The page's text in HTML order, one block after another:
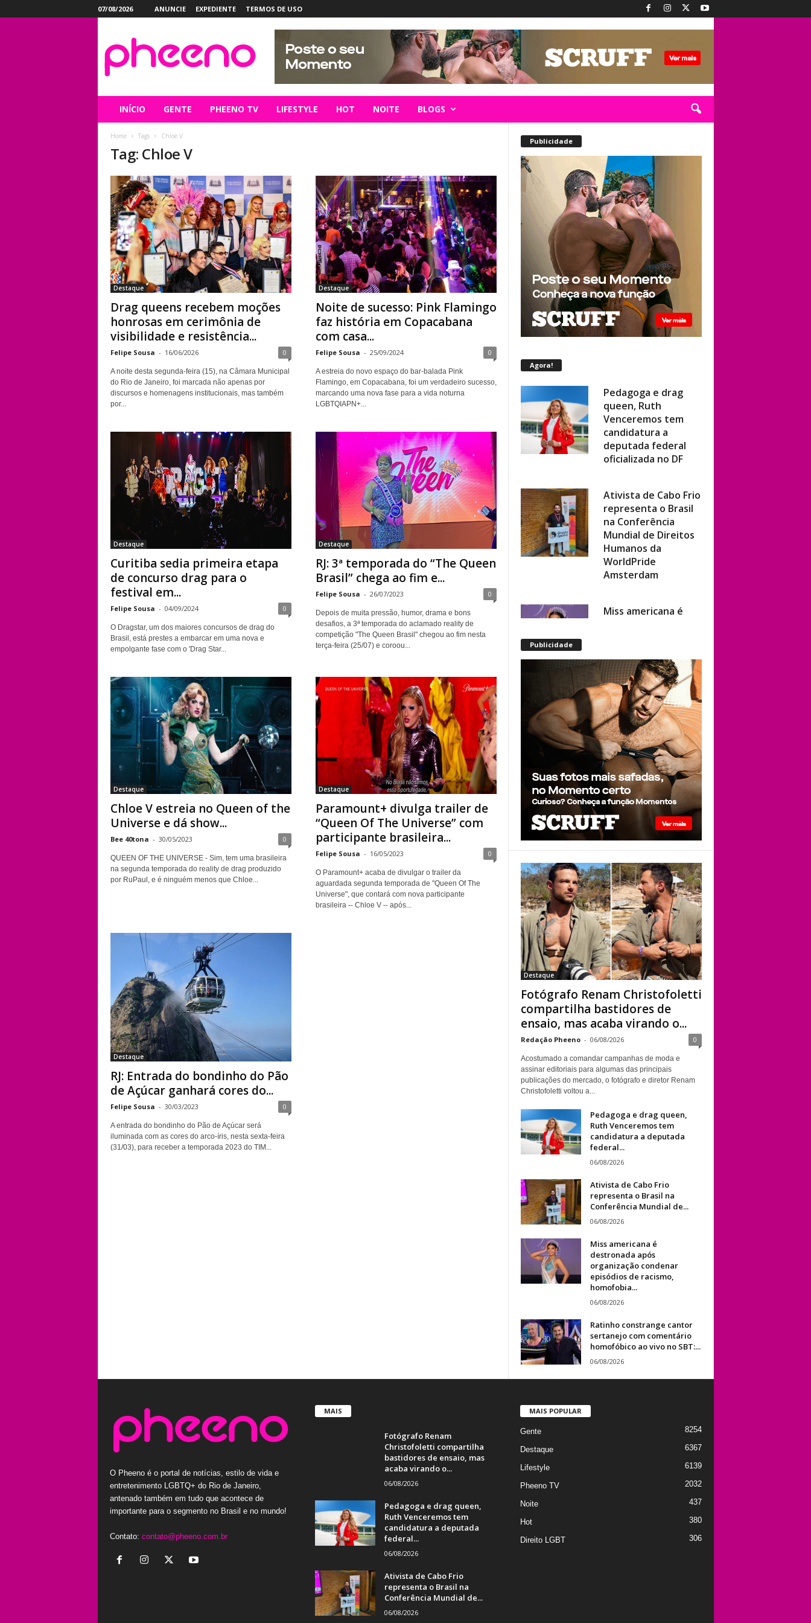
07/08/2026 ANUNCIE EXPEDIENTE TERMOS DE USO
INÍCIO GENTE PHEENO TV LIFESTYLE HOT NOITE BLOGS
Home Tags Chloe V
Tag: Chloe V
Destaque
Drag queens recebem moções
honrosas em cerimônia de
visibilidade e resistência...
Felipe Sousa - 16/06/2026 0
A noite desta segunda-feira (15), na Câmara Municipal
do Rio de Janeiro, foi marcada não apenas por
discursos e homenagens institucionais, mas também
por...
Destaque
Noite de sucesso: Pink Flamingo
faz história em Copacabana
com casa...
Felipe Sousa - 25/09/2024 0
A estreia do novo espaço do bar-balada Pink
Flamingo, em Copacabana, foi um verdadeiro sucesso,
marcando uma nova fase para a vida noturna
LGBTQIAPN+...
Destaque
Curitiba sedia primeira etapa
de concurso drag para o
festival em...
Felipe Sousa - 04/09/2024 0
O Dragstar, um dos maiores concursos de drag do
Brasil, está prestes a embarcar em uma nova e
empolgante fase com o 'Drag Star...
Destaque
RJ: 3ª temporada do “The Queen
Brasil” chega ao fim e...
Felipe Sousa - 26/07/2023 0
Depois de muita pressão, humor, drama e bons
desafios, a 3ª temporada do aclamado reality de
competição "The Queen Brasil" chegou ao fim nesta
terça-feira (25/07) e coroou...
Destaque
Chloe V estreia no Queen of the
Universe e dá show...
Bee 40tona - 30/05/2023 0
QUEEN OF THE UNIVERSE - Sim, tem uma brasileira
na segunda temporada do reality de drag produzido
por RuPaul, e é ninguém menos que Chloe...
Destaque
Paramount+ divulga trailer de
“Queen Of The Universe” com
participante brasileira...
Felipe Sousa - 16/05/2023 0
O Paramount+ acaba de divulgar o trailer da
aguardada segunda temporada de "Queen Of The
Universe", que contará com nova participante
brasileira -- Chloe V -- após...
Destaque
RJ: Entrada do bondinho do Pão
de Açúcar ganhará cores do...
Felipe Sousa - 30/03/2023 0
A entrada do bondinho do Pão de Açúcar será
iluminada com as cores do arco-íris, nesta sexta-feira
(31/03), para receber a temporada 2023 do TIM...
Publicidade
Agora!
Pedagoga e drag
queen, Ruth
Venceremos tem
candidatura a
deputada federal
oficializada no DF
Ativista de Cabo Frio
representa o Brasil
na Conferência
Mundial de Direitos
Humanos da
WorldPride
Amsterdam
Miss americana é
de racismo,
homofobia e
transfobia: “Não
toleramos”
Ratinho constrange
cantor sertanejo
com comentário
homofóbico ao vivo
no SBT: “Você está
com uma cara de
viado”
Christofoletti
compartilha
bastidores de
ensaio, mas acaba
virando o centro das
atenções
Publicidade
Destaque
Fotógrafo Renam Christofoletti
compartilha bastidores de
ensaio, mas acaba virando o...
Redação Pheeno - 06/08/2026 0
Acostumado a comandar campanhas de moda e
assinar editoriais para algumas das principais
publicações do mercado, o fotógrafo e diretor Renam
Christofoletti voltou a...
Pedagoga e drag queen,
Ruth Venceremos tem
candidatura a deputada
federal...
06/08/2026
Ativista de Cabo Frio
representa o Brasil na
Conferência Mundial de...
06/08/2026
Miss americana é
destronada após
organização condenar
episódios de racismo,
homofobia...
06/08/2026
Ratinho constrange cantor
sertanejo com comentário
homofóbico ao vivo no SBT:...
06/08/2026
O Pheeno é o portal de notícias, estilo de vida e
entretenimento LGBTQ+ do Rio de Janeiro,
antenado também em tudo que acontece de
importante para o segmento no Brasil e no mundo!
Contato: contato@pheeno.com.br
MAIS
Fotógrafo Renam
Christofoletti compartilha
bastidores de ensaio, mas
acaba virando o...
06/08/2026
Pedagoga e drag queen,
Ruth Venceremos tem
candidatura a deputada
federal...
06/08/2026
Ativista de Cabo Frio
representa o Brasil na
Conferência Mundial de...
06/08/2026
MAIS POPULAR
Gente 8254
Destaque 6367
Lifestyle 6139
Pheeno TV 2032
Noite 437
Hot 380
Direito LGBT 306